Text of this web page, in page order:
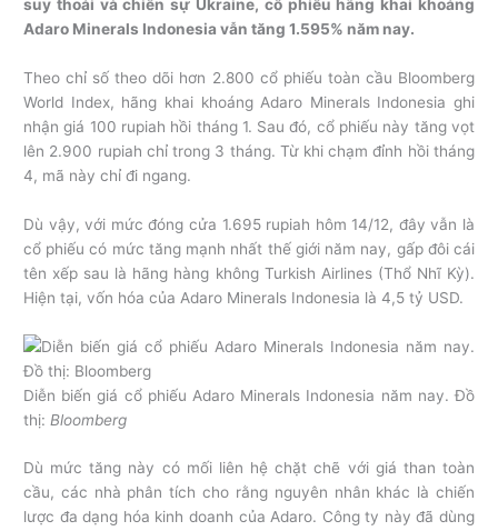
suy thoái và chiến sự Ukraine, cổ phiếu hãng khai khoáng
Adaro Minerals Indonesia vẫn tăng 1.595% năm nay.
Theo chỉ số theo dõi hơn 2.800 cổ phiếu toàn cầu Bloomberg
World Index, hãng khai khoáng Adaro Minerals Indonesia ghi
nhận giá 100 rupiah hồi tháng 1. Sau đó, cổ phiếu này tăng vọt
lên 2.900 rupiah chỉ trong 3 tháng. Từ khi chạm đỉnh hồi tháng
4, mã này chỉ đi ngang.
Dù vậy, với mức đóng cửa 1.695 rupiah hôm 14/12, đây vẫn là
cổ phiếu có mức tăng mạnh nhất thế giới năm nay, gấp đôi cái
tên xếp sau là hãng hàng không Turkish Airlines (Thổ Nhĩ Kỳ).
Hiện tại, vốn hóa của Adaro Minerals Indonesia là 4,5 tỷ USD.
Diễn biến giá cổ phiếu Adaro Minerals Indonesia năm nay. Đồ
thị: Bloomberg
Dù mức tăng này có mối liên hệ chặt chẽ với giá than toàn
cầu, các nhà phân tích cho rằng nguyên nhân khác là chiến
lược đa dạng hóa kinh doanh của Adaro. Công ty này đã dùng